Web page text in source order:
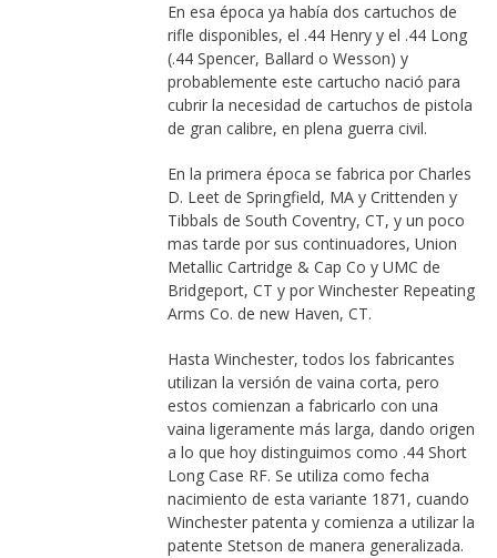
En esa época ya había dos cartuchos de
rifle disponibles, el .44 Henry y el .44 Long
(.44 Spencer, Ballard o Wesson) y
probablemente este cartucho nació para
cubrir la necesidad de cartuchos de pistola
de gran calibre, en plena guerra civil.
En la primera época se fabrica por Charles
D. Leet de Springfield, MA y Crittenden y
Tibbals de South Coventry, CT, y un poco
mas tarde por sus continuadores, Union
Metallic Cartridge & Cap Co y UMC de
Bridgeport, CT y por Winchester Repeating
Arms Co. de new Haven, CT.
Hasta Winchester, todos los fabricantes
utilizan la versión de vaina corta, pero
estos comienzan a fabricarlo con una
vaina ligeramente más larga, dando origen
a lo que hoy distinguimos como .44 Short
Long Case RF. Se utiliza como fecha
nacimiento de esta variante 1871, cuando
Winchester patenta y comienza a utilizar la
patente Stetson de manera generalizada.